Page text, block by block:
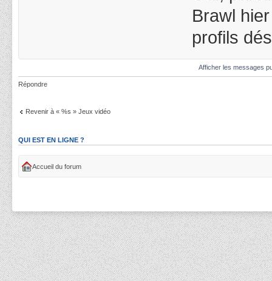
Brawl
profils
Afficher les messages
Répondre
Revenir à « %s » Jeux vidéo
QUI EST EN LIGNE ?
Accueil du forum